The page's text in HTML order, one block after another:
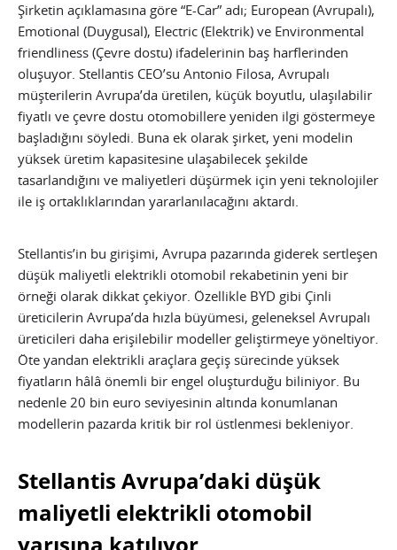
Şirketin açıklamasına göre “E-Car” adı; European (Avrupalı),
Emotional (Duygusal), Electric (Elektrik) ve Environmental
friendliness (Çevre dostu) ifadelerinin baş harflerinden
oluşuyor. Stellantis CEO’su Antonio Filosa, Avrupalı
müşterilerin Avrupa’da üretilen, küçük boyutlu, ulaşılabilir
fiyatlı ve çevre dostu otomobillere yeniden ilgi göstermeye
başladığını söyledi. Buna ek olarak şirket, yeni modelin
yüksek üretim kapasitesine ulaşabilecek şekilde
tasarlandığını ve maliyetleri düşürmek için yeni teknolojiler
ile iş ortaklıklarından yararlanılacağını aktardı.
Stellantis’in bu girişimi, Avrupa pazarında giderek sertleşen
düşük maliyetli elektrikli otomobil rekabetinin yeni bir
örneği olarak dikkat çekiyor. Özellikle BYD gibi Çinli
üreticilerin Avrupa’da hızla büyümesi, geleneksel Avrupalı
üreticileri daha erişilebilir modeller geliştirmeye yöneltiyor.
Öte yandan elektrikli araçlara geçiş sürecinde yüksek
fiyatların hâlâ önemli bir engel oluşturduğu biliniyor. Bu
nedenle 20 bin euro seviyesinin altında konumlanan
modellerin pazarda kritik bir rol üstlenmesi bekleniyor.
Stellantis Avrupa’daki düşük
maliyetli elektrikli otomobil